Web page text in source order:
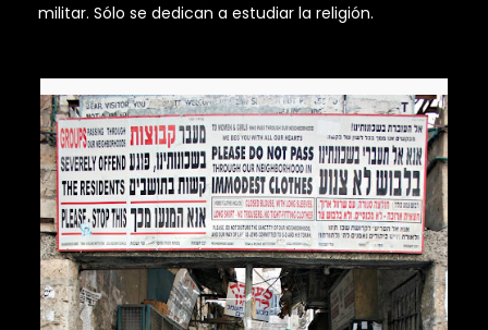
militar. Sólo se dedican a estudiar la religión.